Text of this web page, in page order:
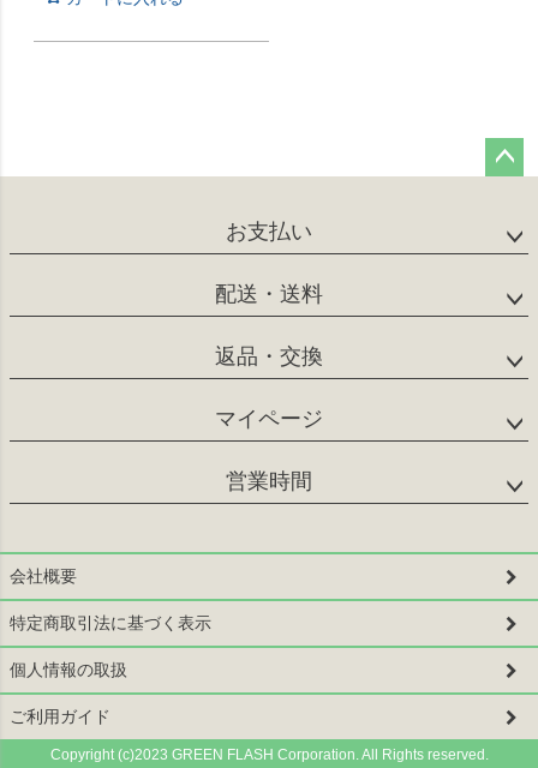
ップ
お支払い
配送・送料
返品・交換
マイページ
営業時間
会社概要
特定商取引法に基づく表示
個人情報の取扱
ご利用ガイド
Copyright (c)2023 GREEN FLASH Corporation. All Rights reserved.